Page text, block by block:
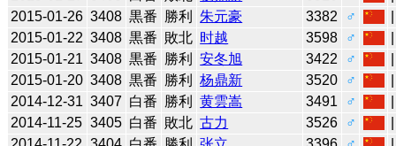
2015-01-26 3408 黒番 勝利 朱元豪 3382 ♂
2015-01-22 3408 黒番 敗北 时越 3598 ♂
2015-01-21 3408 黒番 勝利 安冬旭 3422 ♂
2015-01-20 3408 黒番 勝利 杨鼎新 3520 ♂
2014-12-31 3407 白番 勝利 黄雲嵩 3491 ♂
2014-11-25 3405 白番 敗北 古力 3526 ♂